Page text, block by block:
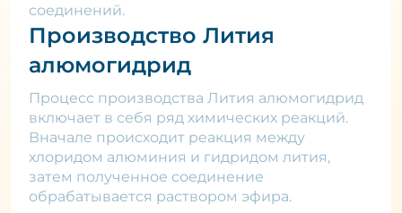
соединений.
Производство Лития
алюмогидрид
Процесс производства Лития алюмогидрид
включает в себя ряд химических реакций.
Вначале происходит реакция между
хлоридом алюминия и гидридом лития,
затем полученное соединение
обрабатывается раствором эфира.